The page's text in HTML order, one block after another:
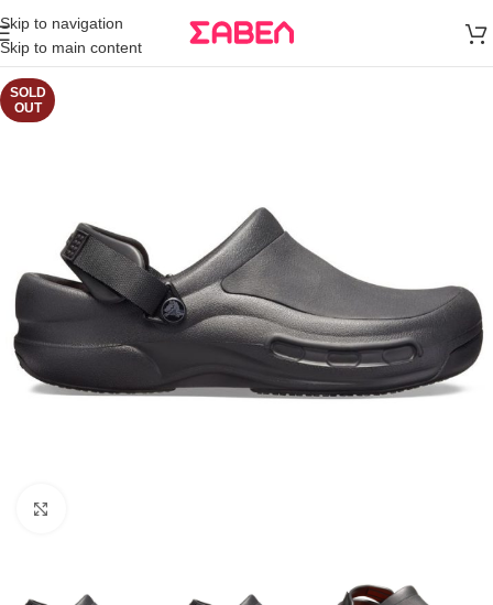
Skip to navigation
Skip to main content
άνω των 80€
Παραγγελία
SOLD
OUT